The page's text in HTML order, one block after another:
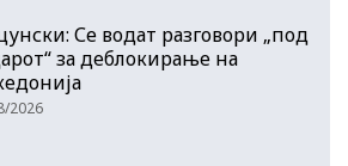
Се водат разговори „под
за деблокирање на
2026